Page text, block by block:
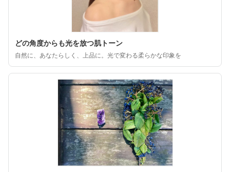
どの角度からも光を放つ肌トーン
自然に、あなたらしく、上品に。光で変わる柔らかな印象を